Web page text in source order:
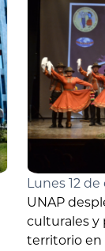
Lunes 12
UNAP
culturales y
territorio en